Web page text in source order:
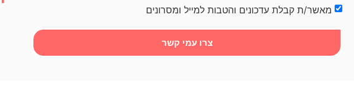
מאשר/ת קבלת עדכונים והטבות למייל ומסרונים
צרו עמי קשר